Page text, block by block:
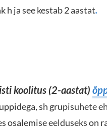
h ja see kestab 2 aastat.
koolitus (2-aastat)
sh grupisuhete
osalemise eelduseks on